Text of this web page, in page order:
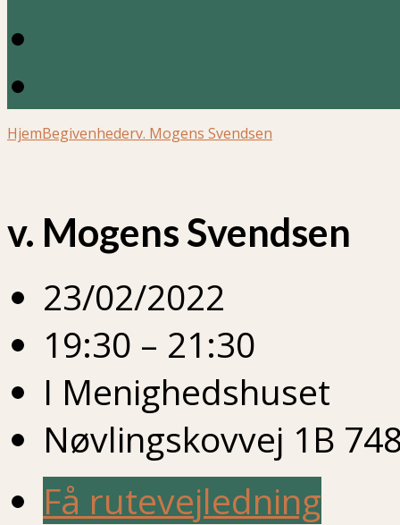
HjemBegivenhederv. Mogens Svendsen
v. Mogens Svendsen
23/02/2022
19:30 – 21:30
I Menighedshuset
Nøvlingskovvej 1B
Få rutevejledning